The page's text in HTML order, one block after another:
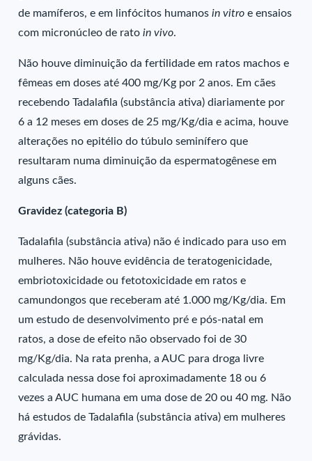
de mamíferos, e em linfócitos humanos in vitro e ensaios
com micronúcleo de ratoin vivo.
Não houve diminuição da fertilidade em ratos machos e
fêmeas em doses até 400 mg/Kg por 2 anos. Em cães
recebendo Tadalafila (substância ativa) diariamente por
6 a 12 meses em doses de 25 mg/Kg/dia e acima, houve
alterações no epitélio do túbulo seminífero que
resultaram numa diminuição da espermatogênese em
alguns cães.
Gravidez (categoria B)
Tadalafila (substância ativa) não é indicado para uso em
mulheres. Não houve evidência de teratogenicidade,
embriotoxicidade ou fetotoxicidade em ratos e
camundongos que receberam até 1.000 mg/Kg/dia. Em
um estudo de desenvolvimento pré e pós-natal em
ratos, a dose de efeito não observado foi de 30
mg/Kg/dia. Na rata prenha, a AUC para droga livre
calculada nessa dose foi aproximadamente 18 ou 6
vezes a AUC humana em uma dose de 20 ou 40 mg. Não
há estudos de Tadalafila (substância ativa) em mulheres
grávidas.